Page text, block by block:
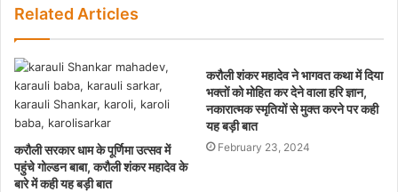
Related Articles
करौली सरकार धाम के पूर्णिमा उत्सव में
पहुंचे गोल्डन बाबा, करौली शंकर महादेव के
बारे में कही यह बड़ी बात
करौली शंकर महादेव ने भागवत कथा में दिया
भक्तों को मोहित कर देने वाला हरि ज्ञान,
नकारात्मक स्मृतियों से मुक्त करने पर कही
यह बड़ी बात
February 23, 2024